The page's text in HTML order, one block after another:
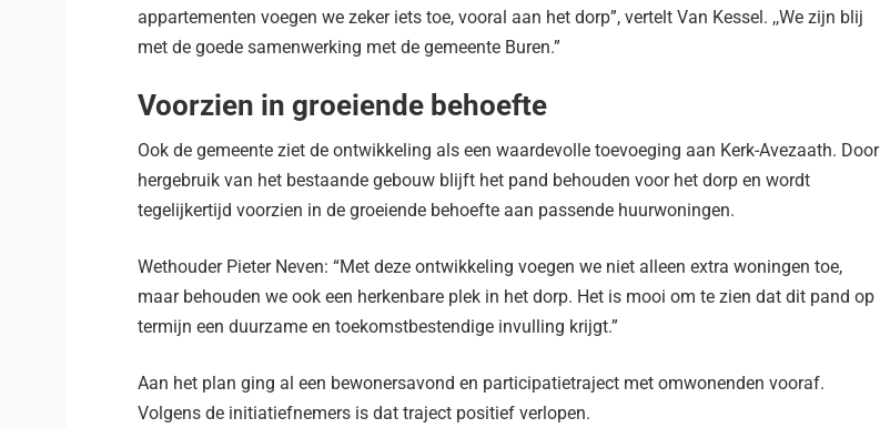
appartementen voegen we zeker iets toe, vooral aan het dorp”, vertelt Van Kessel. ,,We zijn blij
met de goede samenwerking met de gemeente Buren.”
Voorzien in groeiende behoefte
Ook de gemeente ziet de ontwikkeling als een waardevolle toevoeging aan Kerk-Avezaath. Door
hergebruik van het bestaande gebouw blijft het pand behouden voor het dorp en wordt
tegelijkertijd voorzien in de groeiende behoefte aan passende huurwoningen.
Wethouder Pieter Neven: “Met deze ontwikkeling voegen we niet alleen extra woningen toe,
maar behouden we ook een herkenbare plek in het dorp. Het is mooi om te zien dat dit pand op
termijn een duurzame en toekomstbestendige invulling krijgt.”
Aan het plan ging al een bewonersavond en participatietraject met omwonenden vooraf.
Volgens de initiatiefnemers is dat traject positief verlopen.